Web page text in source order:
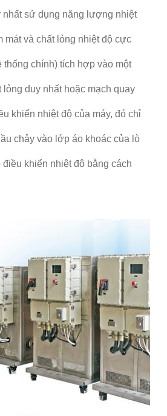
nhất sử dụng năng lượng nhiệt
mát và chất lỏng nhiệt độ cực
thống chính) tích hợp vào một
lỏng duy nhất hoặc mạch quay
khiển nhiệt độ của máy, đó chỉ
chảy vào lớp áo khoác của lò
khiển nhiệt độ bằng cách